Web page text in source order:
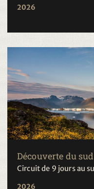
2026
Découverte du
Circuit de 9 jours au
2026